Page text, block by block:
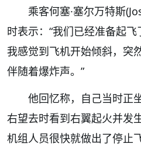
乘客何塞·塞尔万特斯
时表示：“我们已经准备起飞
我感觉到飞机开始倾斜，突
伴随着爆炸声。”
他回忆称，自己当时正
右望去时看到右翼起火并发
机组人员很快就做出了停止